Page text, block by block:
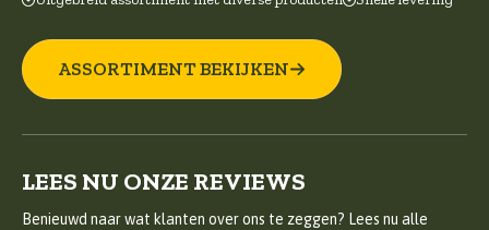
ASSORTIMENT BEKIJKEN
LEES NU ONZE REVIEWS
Benieuwd naar wat klanten over ons te zeggen? Lees nu alle